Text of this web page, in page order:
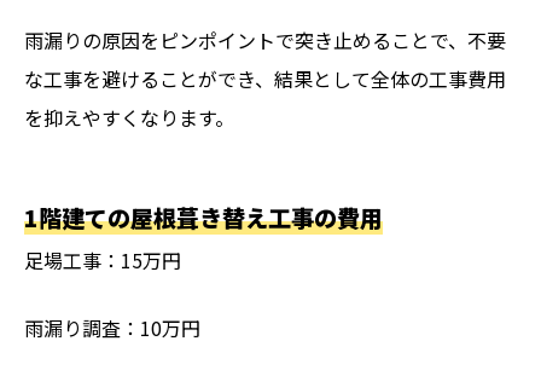
雨漏りの原因をピンポイントで突き止めることで、不要
な工事を避けることができ、結果として全体の工事費用
を抑えやすくなります。
1階建ての屋根葺き替え工事の費用
足場工事：15万円
雨漏り調査：10万円